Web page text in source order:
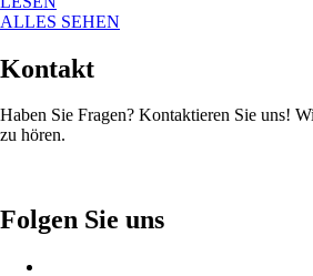
ALLES SEHEN
Kontakt
Haben Sie Fragen? Kontaktieren Sie uns!
zu hören.
Folgen Sie uns